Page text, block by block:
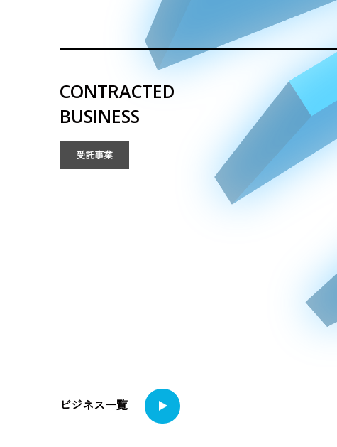
CONTRACTED
BUSINESS
受託事業
ビジネス一覧